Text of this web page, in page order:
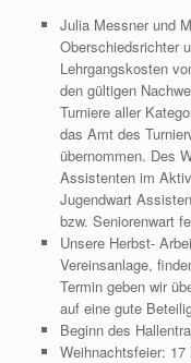
Julia Messner und
Oberschiedsrichter
Lehrgangskosten
den gültigen
Turniere aller
das Amt des
übernommen. Des
Assistenten im
Jugendwart
bzw. Seniorenwart
Unsere Herbst-
Vereinsanlage,
Termin geben wir
auf eine gute
Beginn des
Weihnachtsfeier: 17